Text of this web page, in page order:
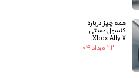
همه چیز درباره
کنسول دستی
Xbox Ally X
۲۲ مرداد ۰۴